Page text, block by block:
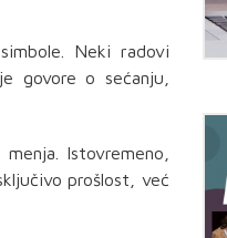
Neki radovi
govore o sećanju,
Istovremeno,
prošlost, već